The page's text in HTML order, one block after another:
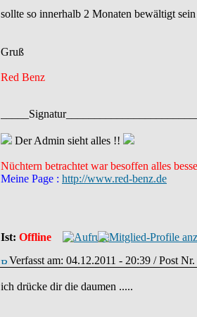
sollte so innerhalb 2 Monaten bewältigt
Gruß
Red Benz
Der Admin sieht alles !!
Nüchtern betrachtet war besoffen alles
Meine Page : http://www.red-benz.de
Ist: Offline
Verfasst am: 04.12.2011 - 20:39 / Post
ich drücke dir die daumen .....